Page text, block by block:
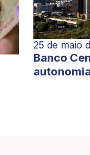
25 de maio
Banco